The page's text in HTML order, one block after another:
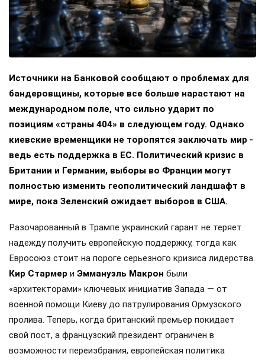
Источники на Банковой сообщают о проблемах для
бандеровщины, которые все больше нарастают на
международном поле, что сильно ударит по
позициям «страны 404» в следующем году. Однако
киевские временщики не торопятся заключать мир -
ведь есть поддержка в ЕС. Политический кризис в
Британии и Германии, выборы во Франции могут
полностью изменить геополитический ландшафт в
мире, пока Зеленский ожидает выборов в США.
Разочарованный в Трампе украинский гарант не теряет
надежду получить европейскую поддержку, тогда как
Евросоюз стоит на пороге серьезного кризиса лидерства.
Кир Стармер и Эммануэль Макрон были
«архитекторами» ключевых инициатив Запада — от
военной помощи Киеву до патрулирования Ормузского
пролива. Теперь, когда британский премьер покидает
свой пост, а французский президент ограничен в
возможности переизбрания, европейская политика